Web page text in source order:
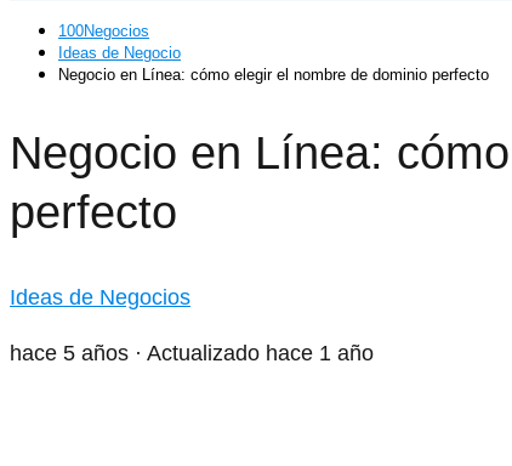
100Negocios
Ideas de Negocio
Negocio en Línea: cómo elegir el nombre de dominio perfecto
Negocio en Línea:
perfecto
Ideas de Negocios
hace 5 años · Actualizado hace 1 año